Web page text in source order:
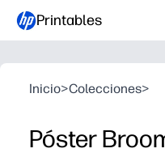
Printables
Inicio>Colecciones>
Póster